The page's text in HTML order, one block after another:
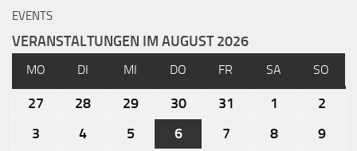
EVENTS
VERANSTALTUNGEN IM AUGUST 2026
MO DI MI DO FR SA SO
27 28 29 30 31 1
2
3
4 5 6 7 8
9